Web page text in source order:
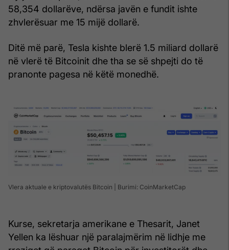
58,354 dollarëve, ndërsa javën e fundit ishte
zhvlerësuar me 15 mijë dollarë.
Ditë më parë, Tesla kishte blerë 1.5 miliard dollarë
në vlerë të Bitcoinit dhe tha se së shpejti do të
pranonte pagesa në këtë monedhë.
Vlera aktuale e kriptovalutës Bitcoin | Burimi: CoinMarketCap
Kurse, sekretarja amerikane e Thesarit, Janet
Yellen ka lëshuar një paralajmërim në lidhje me